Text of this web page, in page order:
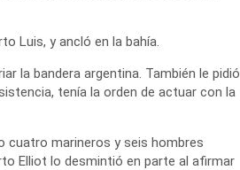
Luis, y ancló en la bahía.
la bandera argentina. También le pidió
tenía la orden de actuar con la
cuatro marineros y seis hombres
Elliot lo desmintió en parte al afirmar